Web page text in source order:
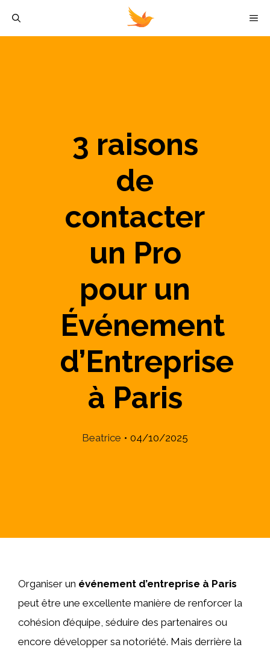
3 raisons
de
contacter
un Pro
pour un
Événement
d’Entreprise
à Paris
Beatrice • 04/10/2025
Organiser un événement d’entreprise à Paris
peut être une excellente manière de renforcer la
cohésion d’équipe, séduire des partenaires ou
encore développer sa notoriété. Mais derrière la